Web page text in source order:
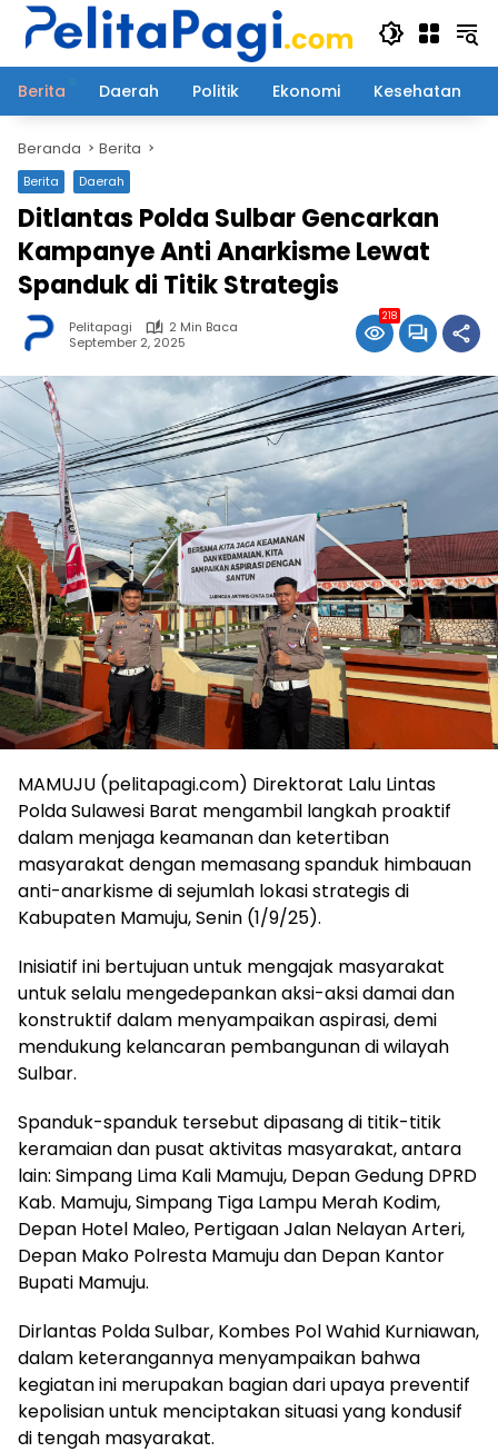
Langsung
Berita
Daerah Politik Ekonomi Kesehatan
Beranda Berita
Berita Daerah
Ditlantas Polda Sulbar Gencarkan
Kampanye Anti Anarkisme Lewat
Spanduk di Titik Strategis
Pelitapagi
2 Min Baca
September 2, 2025
218
MAMUJU (pelitapagi.com) Direktorat Lalu Lintas
Polda Sulawesi Barat mengambil langkah proaktif
dalam menjaga keamanan dan ketertiban
masyarakat dengan memasang spanduk himbauan
anti-anarkisme di sejumlah lokasi strategis di
Kabupaten Mamuju, Senin (1/9/25).
Inisiatif ini bertujuan untuk mengajak masyarakat
untuk selalu mengedepankan aksi-aksi damai dan
konstruktif dalam menyampaikan aspirasi, demi
mendukung kelancaran pembangunan di wilayah
Sulbar.
Spanduk-spanduk tersebut dipasang di titik-titik
keramaian dan pusat aktivitas masyarakat, antara
lain: Simpang Lima Kali Mamuju, Depan Gedung DPRD
Kab. Mamuju, Simpang Tiga Lampu Merah Kodim,
Depan Hotel Maleo, Pertigaan Jalan Nelayan Arteri,
Depan Mako Polresta Mamuju dan Depan Kantor
Bupati Mamuju.
Dirlantas Polda Sulbar, Kombes Pol Wahid Kurniawan,
dalam keterangannya menyampaikan bahwa
kegiatan ini merupakan bagian dari upaya preventif
kepolisian untuk menciptakan situasi yang kondusif
di tengah masyarakat.